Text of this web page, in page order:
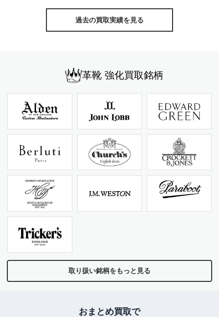
過去の買取実績を見る
革靴 強化買取銘柄
取り扱い銘柄をもっと見る
おまとめ買取で